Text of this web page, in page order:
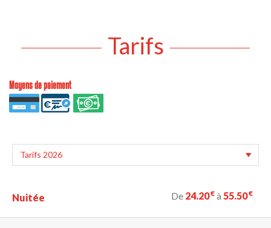
Tarifs
Moyens de paiement
Nuitée De 24.20€ à 55.50€